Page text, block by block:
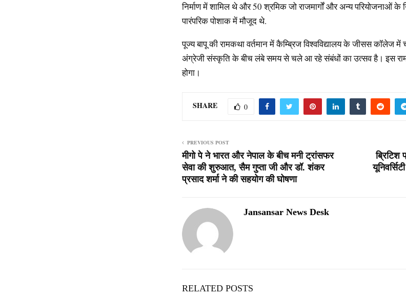
निर्माण में शामिल थे और 50 श्रमिक जो राजमार्गों और अन्य परियोजनाओं के
पारंपरिक पोशाक में मौजूद थे.
पूज्य बापू की रामकथा वर्तमान में कैम्ब्रिज विश्वविद्यालय के जीसस कॉलेज
अंग्रेजी संस्कृति के बीच लंबे समय से चले आ रहे संबंधों का उत्सव है। इस
होगा।
SHARE 0
PREVIOUS POST
मीगो पे ने भारत और नेपाल के बीच मनी ट्रांसफर
सेवा की शुरुआत, सैम गुप्ता जी और डॉ. शंकर
प्रसाद शर्मा ने की सहयोग की घोषणा
ब्रिटिश
Jansansar News Desk
RELATED POSTS